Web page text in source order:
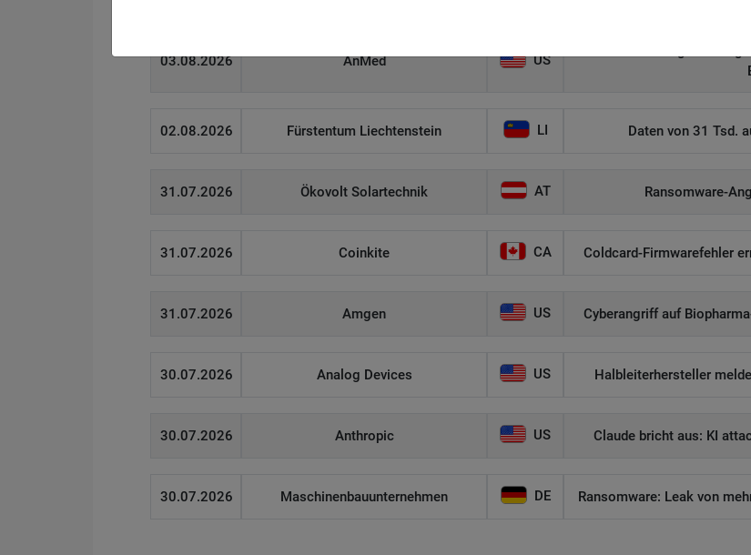
03.08.2026 AnMed US
02.08.2026 Fürstentum Liechtenstein LI Daten von 31 Tsd.
31.07.2026 Ökovolt Solartechnik AT Ransomware-
31.07.2026 Coinkite CA Coldcard-Firmwarefehler
31.07.2026 Amgen US Cyberangriff auf
30.07.2026 Analog Devices US Halbleiterhersteller
30.07.2026 Anthropic US Claude bricht aus: KI
30.07.2026 Maschinenbauunternehmen DE Ransomware: Leak von